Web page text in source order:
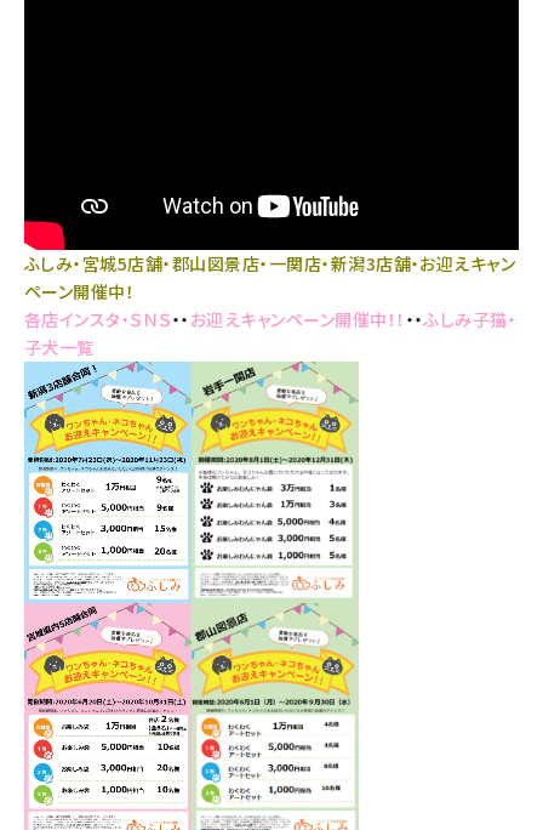
ふしみ・宮城5店舗・郡山図景店・一関店・新潟3店舗・お迎えキャン
ペーン開催中！
各店インスタ・ＳＮＳ・・ お迎えキャンペーン開催中！！ ・・ふしみ子猫・
子犬一覧